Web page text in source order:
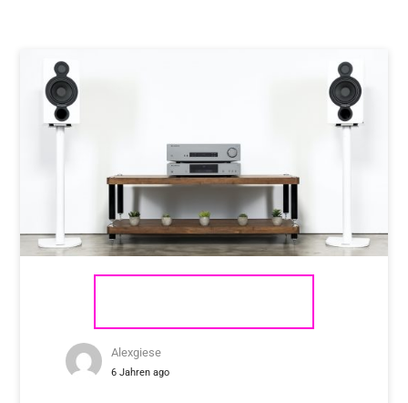
Alexgiese
6 Jahren ago